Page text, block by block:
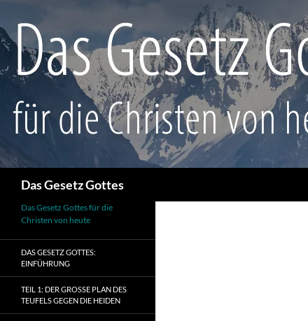
Das Gesetz Gottes
Das Gesetz Gottes für die
Christen von heute
DAS GESETZ GOTTES:
EINFÜHRUNG
TEIL 1: DER GROSSE PLAN DES T
EUFELS GEGEN DIE HEIDEN